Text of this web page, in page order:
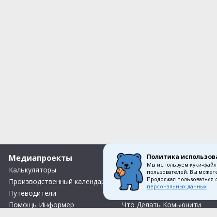
Медиапроекты
Калькуляторы
Производственный календарь
Путеводители
Помощь Информер
О компании
Вакансии
Контакты
О нас
Что Делать Комьюнити
Политика
Мы используем куки-
пользователей. Вы
Продолжая
персональных данных